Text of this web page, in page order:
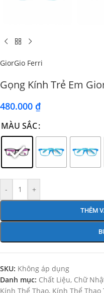
GiorGio Ferri
Gọng Kính Trẻ Em
480.000 ₫
MÀU SẮC
- +
THÊM
SKU: Không áp dụng
Danh mục: Chất Liệu, Chữ
Kính Thể Thao, Kính Thể Thao